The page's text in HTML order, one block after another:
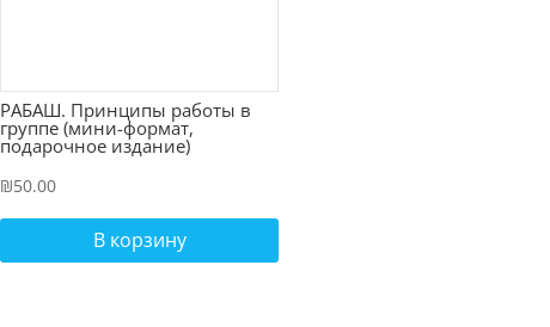
РАБАШ. Принципы работы в
группе (мини-формат,
подарочное издание)
₪50.00
В корзину